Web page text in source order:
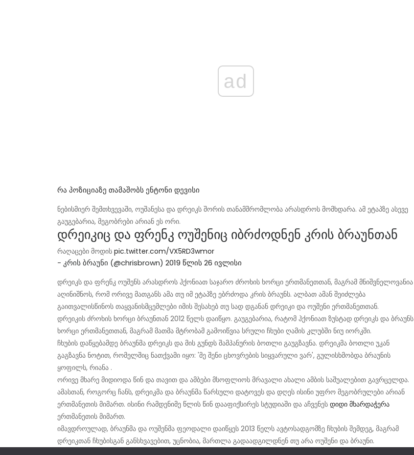
ad
Რა Პოზიციაზე Თამაშობს Ენტონი Დევისი
ნებისმიერ შემთხვევაში, ოუშანესა და დრეიკს შორის თანამშრომლობა არასდროს მომხდარა. ამ ეტაპზე ასევე
გაუგებარია, მეგობრები არიან ეს ორი.
დრეიკიც და ფრენკ ოუშენიც იბრძოდნენ კრის ბრაუნთან
რაღაცები მოდის pic.twitter.com/VX5RD3wmor
- კრის ბრაუნი (@chrisbrown) 2019 წლის 26 ივლისი
დრეიკს და ფრენკ ოუშენს არასდროს ჰქონიათ საჯარო ძროხის ხორცი ერთმანეთთან, მაგრამ მნიშვნელოვანია
აღინიშნოს, რომ ორივე მათგანს ამა თუ იმ ეტაპზე ებრძოდა კრის ბრაუნს. ალბათ ამან შეიძლება
გაითვალისწინოს თაყვანისმცემლები იმის შესახებ თუ სად დგანან დრეიკი და ოუშენი ერთმანეთთან.
დრეიკის ძროხის ხორცი ბრაუნთან 2012 წელს დაიწყო. გაუგებარია, რატომ ჰქონიათ ზუსტად დრეიკს და ბრაუნს
ხორცი ერთმანეთთან, მაგრამ მათმა მტრობამ გამოიწვია სრული ჩხუბი ღამის კლუბში ნიუ იორკში.
ჩხუბის დაწყებამდე ბრაუნმა დრეიკს და მის გუნდს შამპანურის ბოთლი გაუგზავნა. დრეიკმა ბოთლი უკან
გაგზავნა ნოტით, რომელშიც ნათქვამი იყო: 'მე შენი ცხოვრების სიყვარული ვარ', გულისხმობდა ბრაუნის
ყოფილს, რიანა .
ორივე მხარე მიდიოდა წინ და თავით და ამბები მსოფლიოს მრავალი ახალი ამბის საშუალებით გავრცელდა.
ამასთან, როგორც ჩანს, დრეიკმა და ბრაუნმა წარსული დატოვეს და დღეს ისინი უფრო მეგობრულები არიან
ერთმანეთის მიმართ. ისინი რამდენიმე წლის წინ დააფიქსირეს სტუდიაში და აჩვენეს დიდი მხარდაჭერა
ერთმანეთის მიმართ.
იმავდროულად, ბრაუნმა და ოუშენმა ფეოდალი დაიწყეს 2013 წელს ავტოსადგომზე ჩხუბის შემდეგ, მაგრამ
დრეიკთან ჩხუბისგან განსხვავებით, უცნობია, მართლა გადაადგილდნენ თუ არა ოუშენი და ბრაუნი.